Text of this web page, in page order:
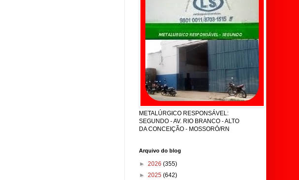
METALÚRGICO RESPONSÁVEL:
SEGUNDO - AV. RIO BRANCO - ALTO
DA CONCEIÇÃO - MOSSORÓ/RN
Arquivo do blog
► 2026 (355)
► 2025 (642)